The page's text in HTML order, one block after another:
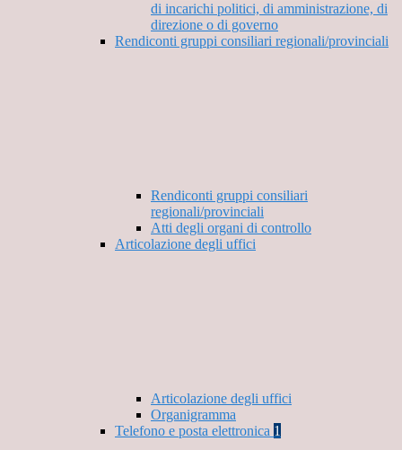
di incarichi politici, di amministrazione, di
direzione o di governo
Rendiconti gruppi consiliari regionali/provinciali
Rendiconti gruppi consiliari
regionali/provinciali
Atti degli organi di controllo
Articolazione degli uffici
Articolazione degli uffici
Organigramma
Telefono e posta elettronica 1